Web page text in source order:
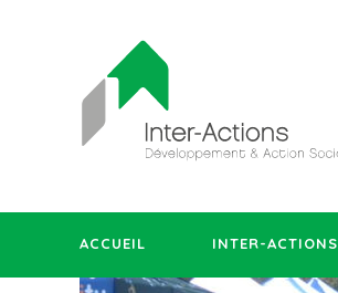
ACCUEIL INTER-ACTIONS